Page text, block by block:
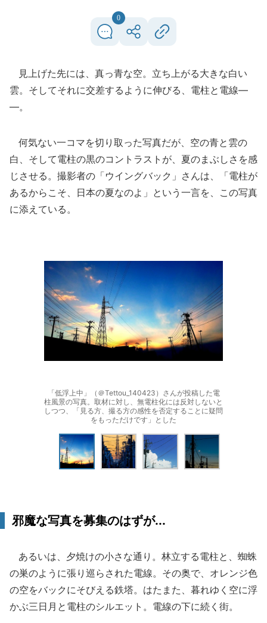
0
見上げた先には、真っ青な空。立ち上がる大きな白い
雲。そしてそれに交差するように伸びる、電柱と電線―
―。
何気ない一コマを切り取った写真だが、空の青と雲の
白、そして電柱の黒のコントラストが、夏のまぶしさを感
じさせる。撮影者の「ウイングバック」さんは、「電柱が
あるからこそ、日本の夏なのよ」という一言を、この写真
に添えている。
「低浮上中」（＠Tettou_140423）さんが投稿した電
柱風景の写真。取材に対し、無電柱化には反対しないと
しつつ、「見る方、撮る方の感性を否定することに疑問
をもっただけです」とした
邪魔な写真を募集のはずが...
あるいは、夕焼けの小さな通り。林立する電柱と、蜘蛛
の巣のように張り巡らされた電線。その奥で、オレンジ色
の空をバックにそびえる鉄塔。はたまた、暮れゆく空に浮
かぶ三日月と電柱のシルエット。電線の下に続く街。